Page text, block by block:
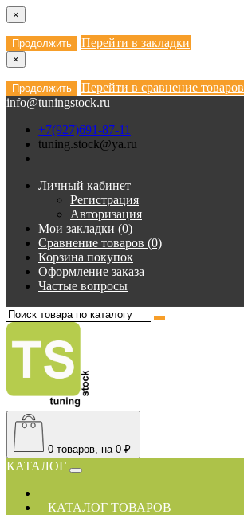
×
Продолжить Перейти в закладки
×
Продолжить
Перейти в сравнение товаров
info@tuningstock.ru
+7(927)691-87-11
tuning.stock@ya.ru
Личный кабинет
Регистрация
Авторизация
Мои закладки (0)
Сравнение товаров (0)
Корзина покупок
Оформление заказа
Частые вопросы
0 товаров, на 0 ₽
КАТАЛОГ
КАТАЛОГ ТОВАРОВ